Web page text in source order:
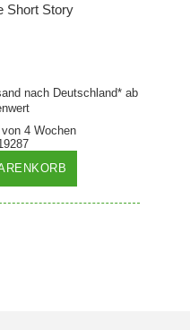
Short Story
nach Deutschland* ab
4 Wochen